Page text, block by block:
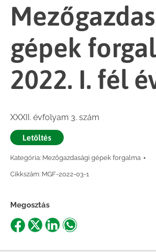
gépek
2022. I. fél
XXXII. évfolyam 3. szám
Letöltés
Kategória: Mezőgazdasági gépek forgalma
Cikkszám: MGF-2022-03-1
Megosztás
ShareShareShareShare